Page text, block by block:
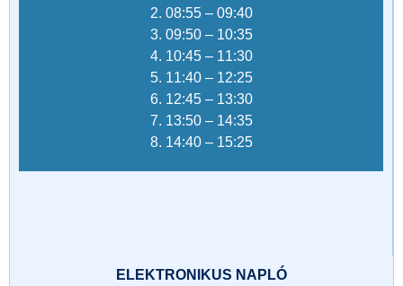
2. 08:55 – 09:40
3. 09:50 – 10:35
4. 10:45 – 11:30
5. 11:40 – 12:25
6. 12:45 – 13:30
7. 13:50 – 14:35
8. 14:40 – 15:25
ELEKTRONIKUS NAPLÓ